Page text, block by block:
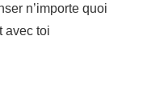
n’importe quoi
avec toi